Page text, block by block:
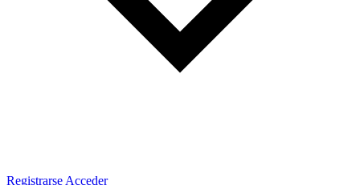
Registrarse Acceder